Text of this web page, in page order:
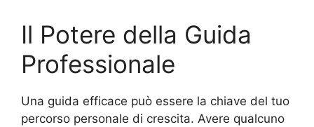
Il Potere della Guida
Professionale
Una guida efficace può essere la chiave del tuo
percorso personale di crescita. Avere qualcuno